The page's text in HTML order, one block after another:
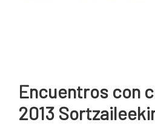
Encuentros con
2013